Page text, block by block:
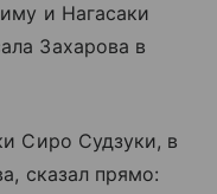
и Нагасаки
Захарова в
Сиро Судзуки, в
сказал прямо: